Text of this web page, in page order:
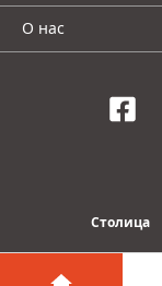
О нас
Столица